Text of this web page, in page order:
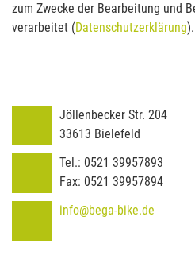
zum Zwecke der Bearbeitung und
verarbeitet (Datenschutzerklärung).
Jöllenbecker Str. 204
33613 Bielefeld
Tel.: 0521 39957893
Fax: 0521 39957894
info@bega-bike.de